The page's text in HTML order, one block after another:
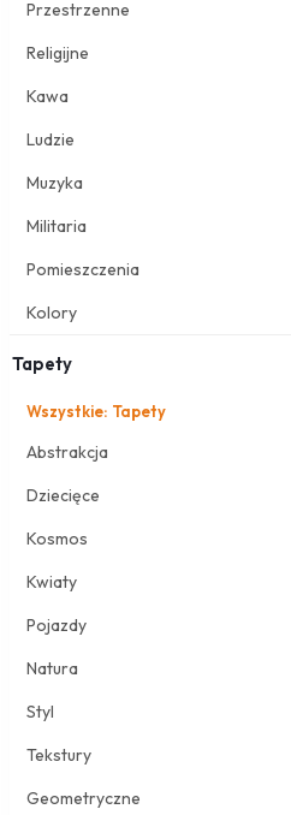
Przestrzenne
Religijne
Kawa
Ludzie
Muzyka
Militaria
Pomieszczenia
Kolory
Tapety
Wszystkie: Tapety
Abstrakcja
Dziecięce
Kosmos
Kwiaty
Pojazdy
Natura
Styl
Tekstury
Geometryczne